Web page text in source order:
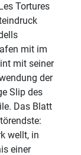
Tortures
mit im
mit seiner
der
Slip des
Das Blatt
wellt, in
einer